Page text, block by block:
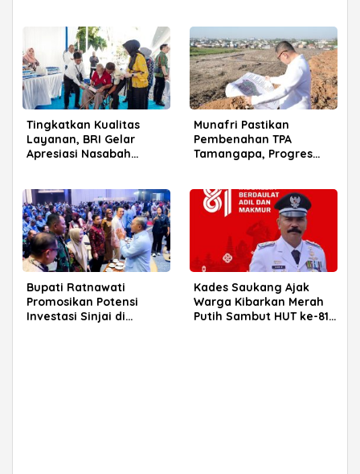
Tingkatkan Kualitas
Layanan, BRI Gelar
Apresiasi Nasabah
Munafri Pastikan
Pembenahan TPA
Tamangapa, Progres
Bupati Ratnawati
Promosikan Potensi
Investasi Sinjai di
Kades Saukang Ajak
Warga Kibarkan Merah
Putih Sambut HUT ke-81